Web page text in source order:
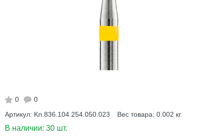
0
0
Артикул: Kn.836.104.254.050.023 Вес товара: 0.002 кг.
В наличии: 30 шт.